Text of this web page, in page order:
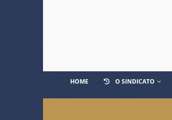
HOME O SINDICATO